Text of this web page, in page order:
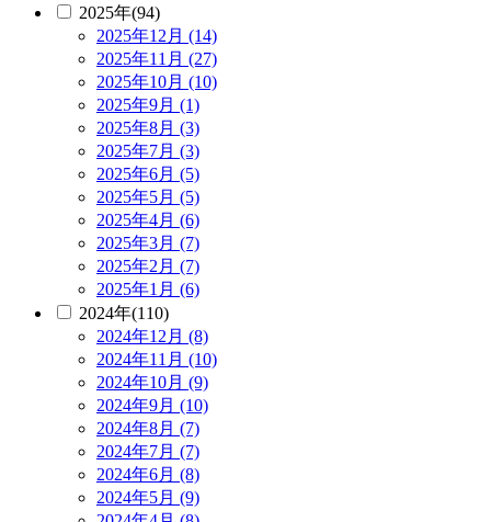
2025年(94)
2025年12月 (14)
2025年11月 (27)
2025年10月 (10)
2025年9月 (1)
2025年8月 (3)
2025年7月 (3)
2025年6月 (5)
2025年5月 (5)
2025年4月 (6)
2025年3月 (7)
2025年2月 (7)
2025年1月 (6)
2024年(110)
2024年12月 (8)
2024年11月 (10)
2024年10月 (9)
2024年9月 (10)
2024年8月 (7)
2024年7月 (7)
2024年6月 (8)
2024年5月 (9)